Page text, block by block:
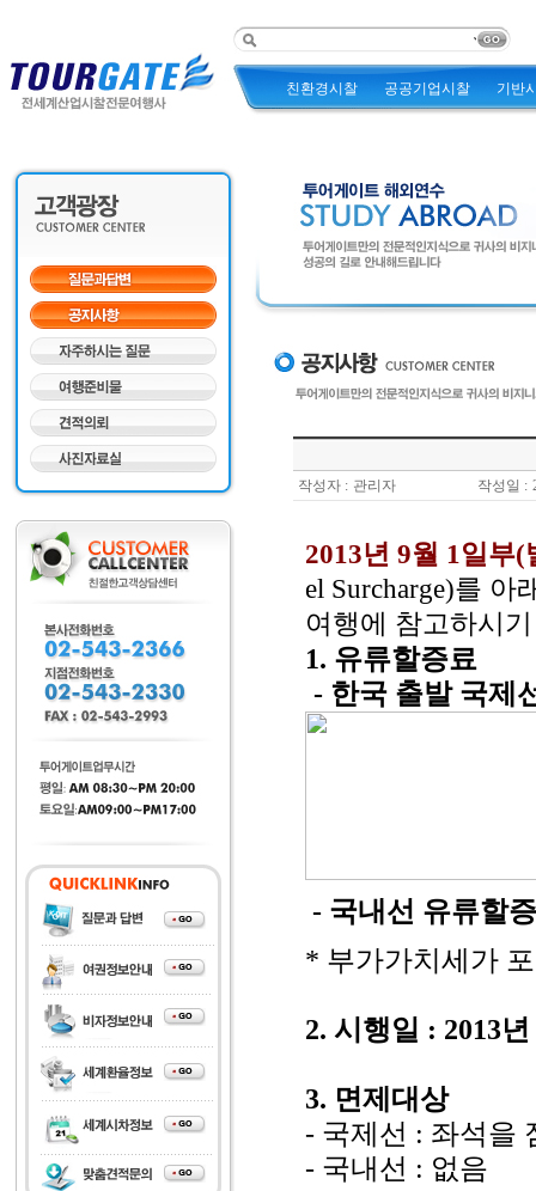
친환경시찰 공공기업시찰 기반
작성자 : 관리자 작성일 :
2013년 9월 1일부(
el Surcharge)를
여행에 참고하시
1. 유류할증료
- 한국 출발 국제
- 국내선 유류할
* 부가가치세가
2. 시행일 : 2013년
3. 면제대상
- 국제선 : 좌석을
- 국내선 : 없음